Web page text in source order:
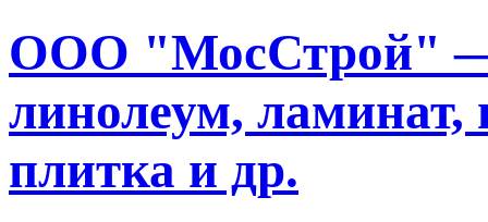
ООО "МосСтрой" —
линолеум, ламинат,
плитка и др.